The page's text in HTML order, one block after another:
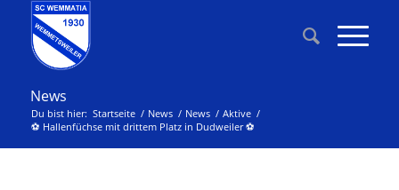
News
Du bist hier: Startseite / News / News / Aktive /
⚽ Hallenfüchse mit drittem Platz in Dudweiler ⚽